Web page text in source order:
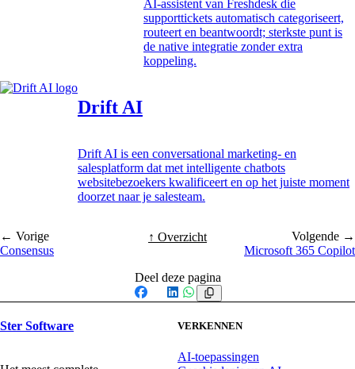
AI-assistent van Freshdesk die
supporttickets automatisch categoriseert,
routeert en beantwoordt; sterkste punt is
de native integratie zonder extra
koppeling.
Drift AI
Drift AI is een conversational marketing- en
salesplatform dat met intelligente chatbots
websitebezoekers kwalificeert en op het juiste moment
doorzet naar je salesteam.
← Vorige
Consensus
↑ Overzicht
Volgende →
Microsoft 365 Copilot
Deel deze pagina
Facebook
X LinkedIn
WhatsApp
Ster Software
VERKENNEN
AI-toepassingen